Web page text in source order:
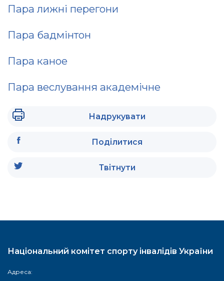
Пара лижні перегони
Пара бадмінтон
Пара каное
Пара веслування академічне
Надрукувати
Поділитися
Твітнути
Національний комітет спорту інвалідів України
Адреса: